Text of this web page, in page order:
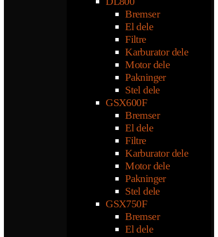
Bremser
El dele
Filtre
Karburator dele
Motor dele
Pakninger
Stel dele
GSX600F
Bremser
El dele
Filtre
Karburator dele
Motor dele
Pakninger
Stel dele
GSX750F
Bremser
El dele